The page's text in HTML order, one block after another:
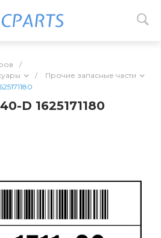
/
/
Прочие запасные части
D 1625171180